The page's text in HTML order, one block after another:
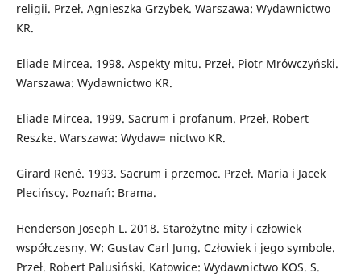
religii. Przeł. Agnieszka Grzybek. Warszawa: Wydawnictwo
KR.
Eliade Mircea. 1998. Aspekty mitu. Przeł. Piotr Mrówczyński.
Warszawa: Wydawnictwo KR.
Eliade Mircea. 1999. Sacrum i profanum. Przeł. Robert
Reszke. Warszawa: Wydaw= nictwo KR.
Girard René. 1993. Sacrum i przemoc. Przeł. Maria i Jacek
Plecińscy. Poznań: Brama.
Henderson Joseph L. 2018. Starożytne mity i człowiek
współczesny. W: Gustav Carl Jung. Człowiek i jego symbole.
Przeł. Robert Palusiński. Katowice: Wydawnictwo KOS. S.